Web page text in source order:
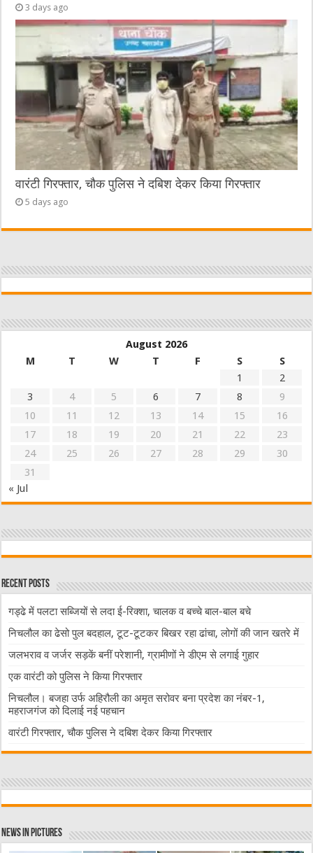
3 days ago
वारंटी गिरफ्तार, चौक पुलिस ने दबिश देकर किया गिरफ्तार
5 days ago
August 2026
M
T W T F S
S
1
2
3
4 5 6 7 8
9
10
11 12 13 14 15
16
17
18 19 20 21 22
23
24
25 26 27 28 29
30
31
« Jul
Recent Posts
गड्ढे में पलटा सब्जियों से लदा ई-रिक्शा, चालक व बच्चे बाल-बाल बचे
निचलौल का ढेसो पुल बदहाल, टूट-टूटकर बिखर रहा ढांचा, लोगों की जान खतरे में
जलभराव व जर्जर सड़कें बनीं परेशानी, ग्रामीणों ने डीएम से लगाई गुहार
एक वारंटी को पुलिस ने किया गिरफ्तार
निचलौल। बजहा उर्फ अहिरौली का अमृत सरोवर बना प्रदेश का नंबर-1,
महराजगंज को दिलाई नई पहचान
वारंटी गिरफ्तार, चौक पुलिस ने दबिश देकर किया गिरफ्तार
News in Pictures